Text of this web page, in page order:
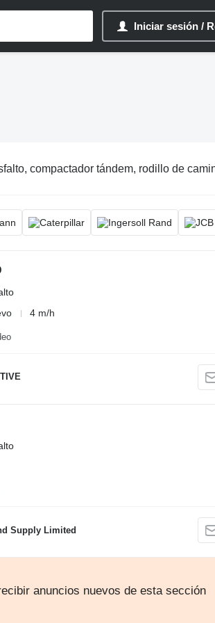
Iniciar sesión /
compactador tándem, rodillo de
4 m/h
Supply Limited
anuncios nuevos de esta sección